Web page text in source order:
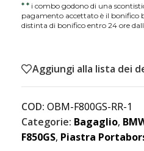
* * i combo godono di una
pagamento accettato è il bonifico
distinta di bonifico entro 24 ore
Aggiungi alla lista dei
COD: OBM-F800GS-RR-1
Categorie: Bagaglio,
F850GS, Piastra